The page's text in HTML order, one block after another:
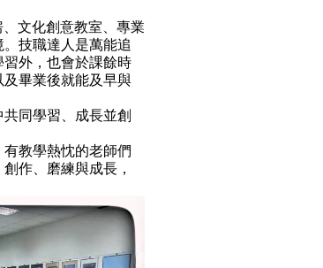
文化創意教室、專業
技職達人是萬能追
外，也會於課餘時
畢業後就能及早與
同學習、成長並創
教學熱忱的老師們
作、磨練與成長，